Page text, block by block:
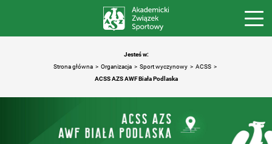
Jesteś w:
Strona główna
Organizacja Sport wyczynowy
ACSS
ACSS AZS AWF Biała Podlaska